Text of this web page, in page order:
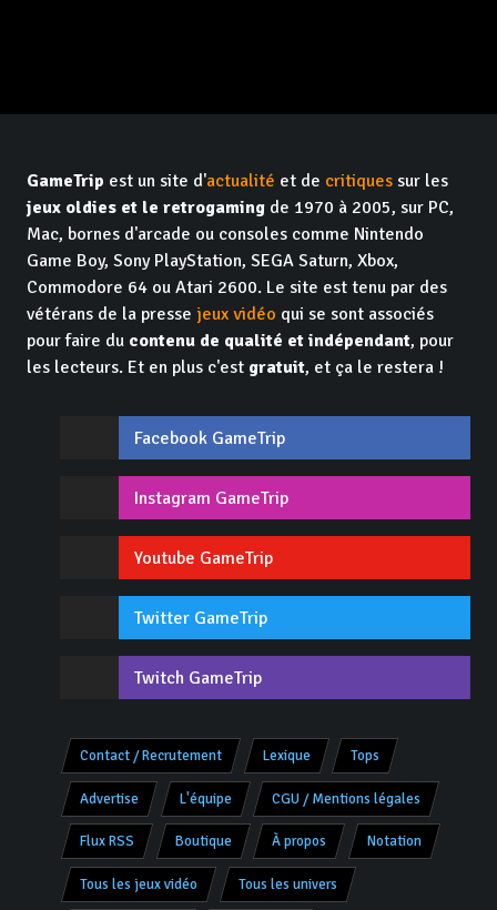
GameTrip est un site d'actualité et de critiques sur les
jeux oldies et le retrogaming de 1970 à 2005, sur PC,
Mac, bornes d'arcade ou consoles comme Nintendo
Game Boy, Sony PlayStation, SEGA Saturn, Xbox,
Commodore 64 ou Atari 2600. Le site est tenu par des
vétérans de la presse jeux vidéo qui se sont associés
pour faire du contenu de qualité et indépendant, pour
les lecteurs. Et en plus c'est gratuit, et ça le restera !
Facebook GameTrip
Instagram GameTrip
Youtube GameTrip
Twitter GameTrip
Twitch GameTrip
Contact / Recrutement Lexique Tops
Advertise L'équipe CGU / Mentions légales
Flux RSS Boutique À propos Notation
Tous les jeux vidéo Tous les univers